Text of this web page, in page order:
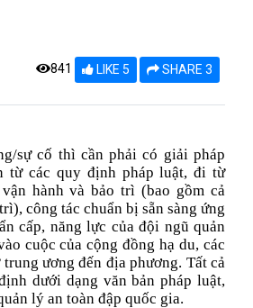
841 LIKE 5 SHARE 3
sự cố thì cần phải có giải pháp
từ các quy định pháp luật, đi từ
hành và bảo trì (bao gồm cả
công tác chuẩn bị sẵn sàng ứng
cấp, năng lực của đội ngũ quản
cuộc của cộng đồng hạ du, các
ương đến địa phương. Tất cả
dưới dạng văn bản pháp luật,
lý an toàn đập quốc gia.